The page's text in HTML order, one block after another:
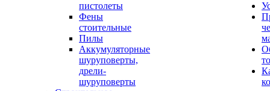
пистолеты
Фены
стоительные
Пилы
Аккумуляторные
шуруповерты,
дрели-
шуруповерты